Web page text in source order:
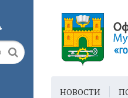
НОВОСТИ